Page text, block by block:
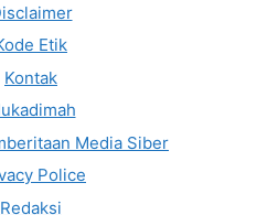
Etik
Kontak
Media Siber
Police
Redaksi